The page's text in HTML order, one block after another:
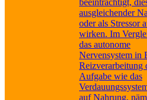
ausgleichender
oder als Stressor
wirken. Im
das autonome
Nervensystem in
Reizverarbeitung
Aufgabe wie das
auf Nahrung,